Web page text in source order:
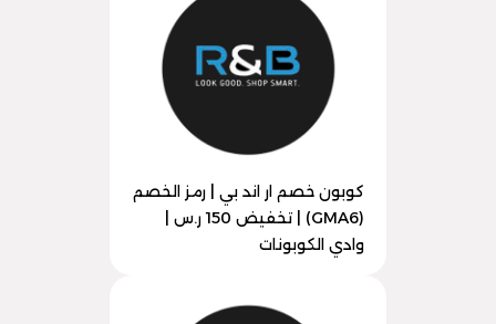
كوبون خصم ار اند بي | رمز الخصم
(GMA6) | تخفيض 150 ر.س |
وادي الكوبونات